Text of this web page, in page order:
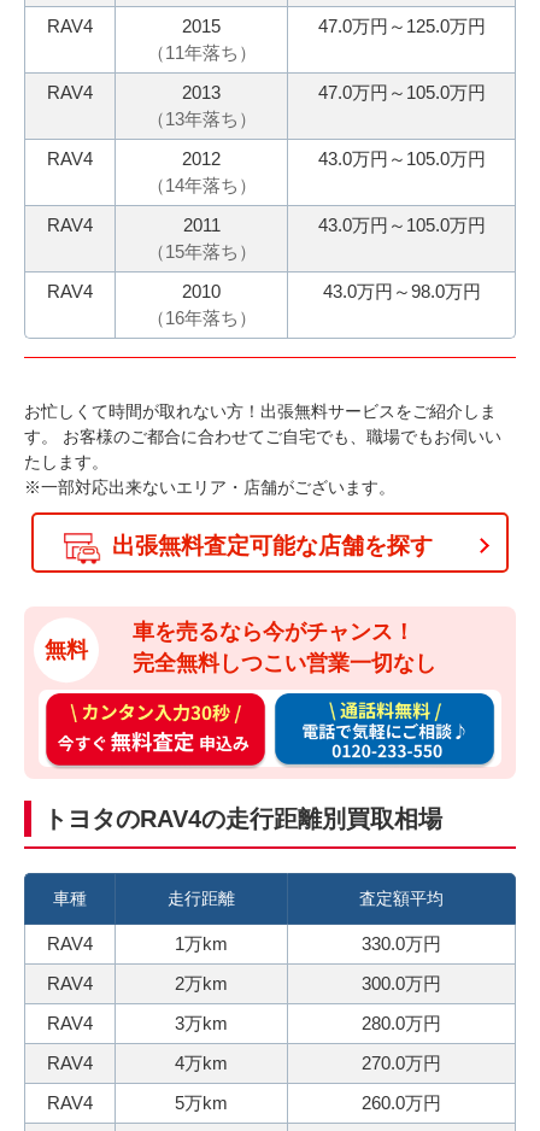
み
RAV4
2015
（11年落ち）
47.0万円～125.0万円
RAV4
2013
（13年落ち）
47.0万円～105.0万円
RAV4
2012
（14年落ち）
43.0万円～105.0万円
RAV4
2011
（15年落ち）
43.0万円～105.0万円
RAV4
2010
（16年落ち）
43.0万円～98.0万円
お忙しくて時間が取れない方！出張無料サービスをご紹介しま
す。
お客様のご都合に合わせてご自宅でも、職場でもお伺いい
たします。
※一部対応出来ないエリア・店舗がございます。
出張無料査定可能な店舗を探す
無料
車を売るなら今がチャンス！
完全無料しつこい営業一切なし
カ
ン
タ
ン
入
3
0
秒
今
す
ぐ
無
料
通
料
無
料
話
で
ご
トヨタのRAV4の走行距離別買取相場
車種 走行距離 査定額平均
RAV4 1万km
330.0万円
RAV4
2万km
300.0万円
RAV4
3万km
280.0万円
RAV4
4万km
270.0万円
RAV4
5万km
260.0万円